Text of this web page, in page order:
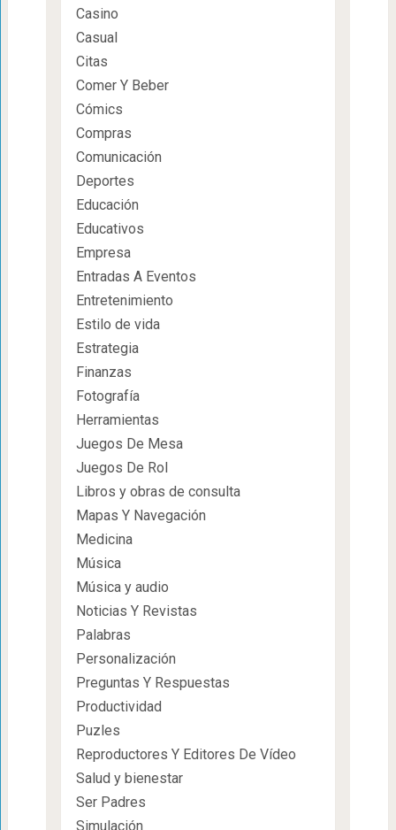
Casino
Casual
Citas
Comer Y Beber
Cómics
Compras
Comunicación
Deportes
Educación
Educativos
Empresa
Entradas A Eventos
Entretenimiento
Estilo de vida
Estrategia
Finanzas
Fotografía
Herramientas
Juegos De Mesa
Juegos De Rol
Libros y obras de consulta
Mapas Y Navegación
Medicina
Música
Música y audio
Noticias Y Revistas
Palabras
Personalización
Preguntas Y Respuestas
Productividad
Puzles
Reproductores Y Editores De Vídeo
Salud y bienestar
Ser Padres
Simulación